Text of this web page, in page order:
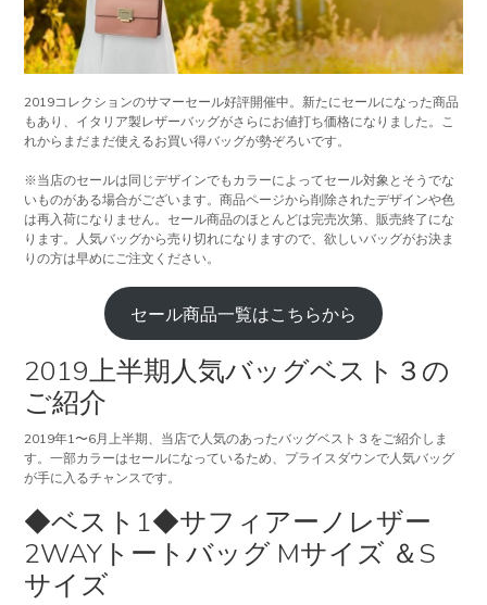
2019コレクションのサマーセール好評開催中。新たにセールになった商品
もあり、イタリア製レザーバッグがさらにお値打ち価格になりました。こ
れからまだまだ使えるお買い得バッグが勢ぞろいです。
※当店のセールは同じデザインでもカラーによってセール対象とそうでな
いものがある場合がございます。商品ページから削除されたデザインや色
は再入荷になりません。セール商品のほとんどは完売次第、販売終了にな
ります。人気バッグから売り切れになりますので、欲しいバッグがお決ま
りの方は早めにご注文ください。
セール商品一覧はこちらから
2019上半期人気バッグベスト３の
ご紹介
2019年1〜6月上半期、当店で人気のあったバッグベスト３をご紹介しま
す。一部カラーはセールになっているため、プライスダウンで人気バッグ
が手に入るチャンスです。
◆ベスト1◆サフィアーノレザー
2WAYトートバッグ Mサイズ ＆S
サイズ